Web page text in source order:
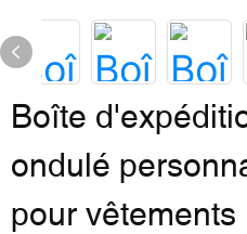
Boîte
ondulé
pour vêtements